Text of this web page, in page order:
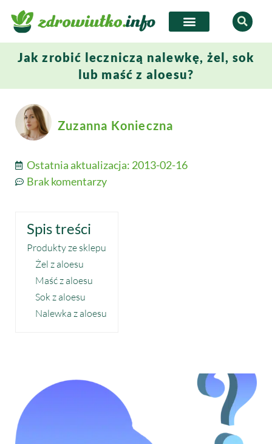
Jak zrobić leczniczą nalewkę, żel, sok
lub maść z aloesu?
Zuzanna Konieczna
Ostatnia aktualizacja: 2013-02-16
Brak komentarzy
Spis treści
Produkty ze sklepu
Żel z aloesu
Maść z aloesu
Sok z aloesu
Nalewka z aloesu